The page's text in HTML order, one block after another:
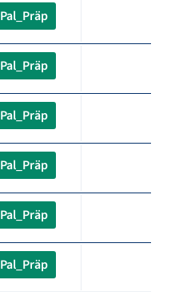
Pal_Präp
Pal_Präp
Pal_Präp
Pal_Präp
Pal_Präp
Pal_Präp